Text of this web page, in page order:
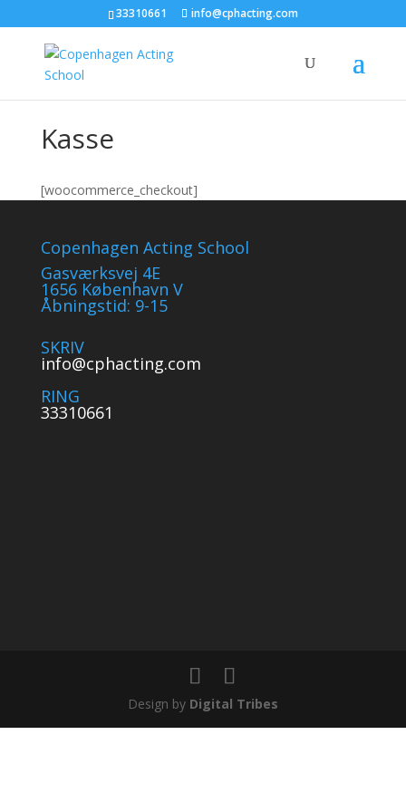
33310661 info@cphacting.com
Kasse
[woocommerce_checkout]
Copenhagen Acting School
Gasværksvej 4E
1656 København V
Åbningstid: 9-15
SKRIV
info@cphacting.com
RING
33310661
Design by Digital Tribes